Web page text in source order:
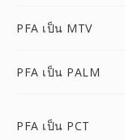
PFA เป็น MTV
PFA เป็น PALM
PFA เป็น PCT